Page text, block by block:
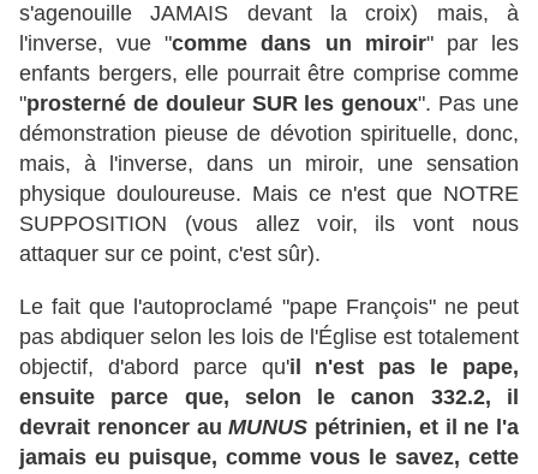
s'agenouille JAMAIS devant la croix) mais, à
l'inverse, vue "comme dans un miroir" par les
enfants bergers, elle pourrait être comprise comme
"prosterné de douleur SUR les genoux". Pas une
démonstration pieuse de dévotion spirituelle, donc,
mais, à l'inverse, dans un miroir, une sensation
physique douloureuse. Mais ce n'est que NOTRE
SUPPOSITION (vous allez voir, ils vont nous
attaquer sur ce point, c'est sûr).
Le fait que l'autoproclamé "pape François" ne peut
pas abdiquer selon les lois de l'Église est totalement
objectif, d'abord parce qu'il n'est pas le pape,
ensuite parce que, selon le canon 332.2, il
devrait renoncer auMUNUS pétrinien, et il ne l'a
jamais eu puisque, comme vous le savez, cette